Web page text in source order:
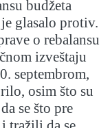
budžeta
glasalo protiv.
o rebalansu
izveštaju
septembrom,
osim što su
se što pre